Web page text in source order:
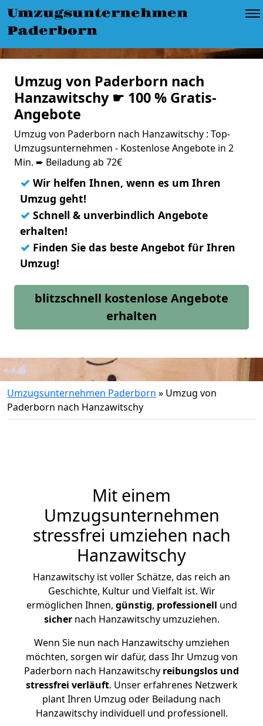
Umzugsunternehmen
Paderborn
Umzug von Paderborn nach
Hanzawitschy ☛ 100 % Gratis-
Angebote
Umzug von Paderborn nach Hanzawitschy : Top-
Umzugsunternehmen - Kostenlose Angebote in 2
Min. ➨ Beiladung ab 72€
✓ Wir helfen Ihnen, wenn es um Ihren
Umzug geht!
✓ Schnell & unverbindlich Angebote
erhalten!
✓ Finden Sie das beste Angebot für Ihren
Umzug!
blitzschnell kostenlose Angebote
erhalten
Umzugsunternehmen Paderborn » Umzug von
Paderborn nach Hanzawitschy
Mit einem
Umzugsunternehmen
stressfrei umziehen nach
Hanzawitschy
Hanzawitschy ist voller Schätze, das reich an
Geschichte, Kultur und Vielfalt ist. Wir
ermöglichen Ihnen, günstig, professionell und
sichernach Hanzawitschy umzuziehen.
Wenn Sie nun nach Hanzawitschy umziehen
möchten, sorgen wir dafür, dass Ihr Umzug von
Paderborn nach Hanzawitschy reibungslos und
stressfrei verläuft. Unser erfahrenes Netzwerk
plant Ihren Umzug oder Beiladung nach
Hanzawitschy individuell und professionell.